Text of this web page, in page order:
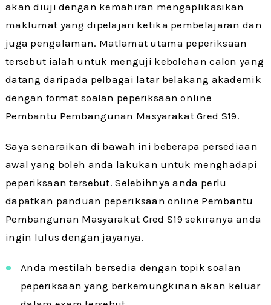
akan diuji dengan kemahiran mengaplikasikan
maklumat yang dipelajari ketika pembelajaran dan
juga pengalaman. Matlamat utama peperiksaan
tersebut ialah untuk menguji kebolehan calon yang
datang daripada pelbagai latar belakang akademik
dengan format soalan peperiksaan online
Pembantu Pembangunan Masyarakat Gred S19.
Saya senaraikan di bawah ini beberapa persediaan
awal yang boleh anda lakukan untuk menghadapi
peperiksaan tersebut. Selebihnya anda perlu
dapatkan panduan peperiksaan online Pembantu
Pembangunan Masyarakat Gred S19 sekiranya anda
ingin lulus dengan jayanya.
Anda mestilah bersedia dengan topik soalan
peperiksaan yang berkemungkinan akan keluar